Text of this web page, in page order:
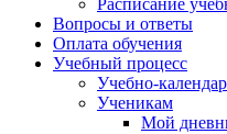
Расписание
Вопросы и ответы
Оплата обучения
Учебный процесс
Учебно-
Ученикам
Мой